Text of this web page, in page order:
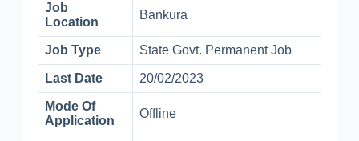
Job
Location
Bankura
Job Type State Govt. Permanent Job
Last Date 20/02/2023
Mode Of
Application
Offline